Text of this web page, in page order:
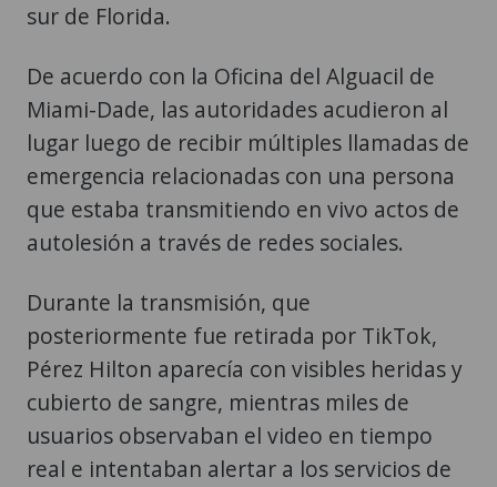
sur de Florida.
De acuerdo con la Oficina del Alguacil de
Miami-Dade, las autoridades acudieron al
lugar luego de recibir múltiples llamadas de
emergencia relacionadas con una persona
que estaba transmitiendo en vivo actos de
autolesión a través de redes sociales.
Durante la transmisión, que
posteriormente fue retirada por TikTok,
Pérez Hilton aparecía con visibles heridas y
cubierto de sangre, mientras miles de
usuarios observaban el video en tiempo
real e intentaban alertar a los servicios de